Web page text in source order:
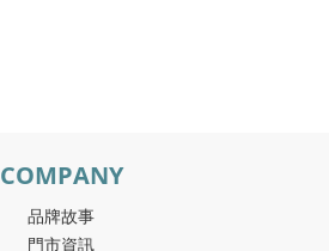
COMPANY
品牌故事
門市資訊